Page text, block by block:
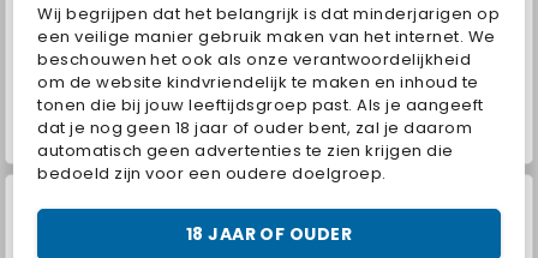
Wij begrijpen dat het belangrijk is dat minderjarigen op
een veilige manier gebruik maken van het internet. We
beschouwen het ook als onze verantwoordelijkheid
om de website kindvriendelijk te maken en inhoud te
tonen die bij jouw leeftijdsgroep past. Als je aangeeft
dat je nog geen 18 jaar of ouder bent, zal je daarom
automatisch geen advertenties te zien krijgen die
bedoeld zijn voor een oudere doelgroep.
18 JAAR OF OUDER
Shopping Mall Tycoon Timberman